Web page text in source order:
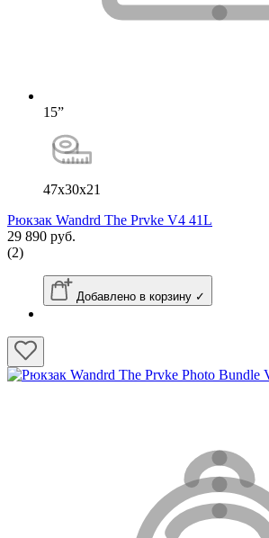
15”
47x30x21
Рюкзак Wandrd The Prvke V4 41L
29 890 руб.
(2)
Добавлено в корзину ✓